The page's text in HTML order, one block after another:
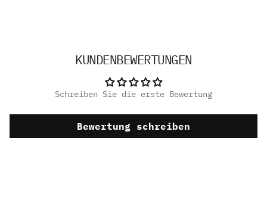
KUNDENBEWERTUNGEN
Schreiben Sie die erste Bewertung
Bewertung schreiben